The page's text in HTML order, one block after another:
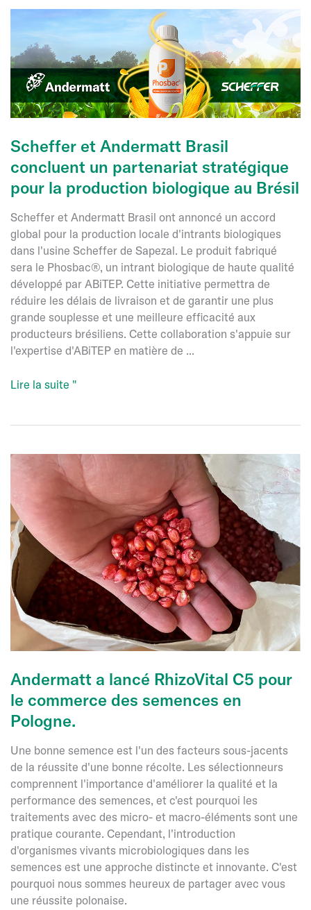
une
entreprise
spécialisée
dans
les
insectes
bénéfiques.
Scheffer et Andermatt Brasil
concluent un partenariat stratégique
pour la production biologique au Brésil
Scheffer et Andermatt Brasil ont annoncé un accord
global pour la production locale d'intrants biologiques
dans l'usine Scheffer de Sapezal. Le produit fabriqué
sera le Phosbac®, un intrant biologique de haute qualité
développé par ABiTEP. Cette initiative permettra de
réduire les délais de livraison et de garantir une plus
grande souplesse et une meilleure efficacité aux
producteurs brésiliens. Cette collaboration s'appuie sur
l'expertise d'ABiTEP en matière de ...
Scheffer
stratégique
pour
la
production
biologique
au
Brésil
Lire la suite "
Andermatt a lancé RhizoVital C5 pour
le commerce des semences en
Pologne.
Une bonne semence est l'un des facteurs sous-jacents
de la réussite d'une bonne récolte. Les sélectionneurs
comprennent l'importance d'améliorer la qualité et la
performance des semences, et c'est pourquoi les
traitements avec des micro- et macro-éléments sont une
pratique courante. Cependant, l'introduction
d'organismes vivants microbiologiques dans les
semences est une approche distincte et innovante. C'est
pourquoi nous sommes heureux de partager avec vous
une réussite polonaise.